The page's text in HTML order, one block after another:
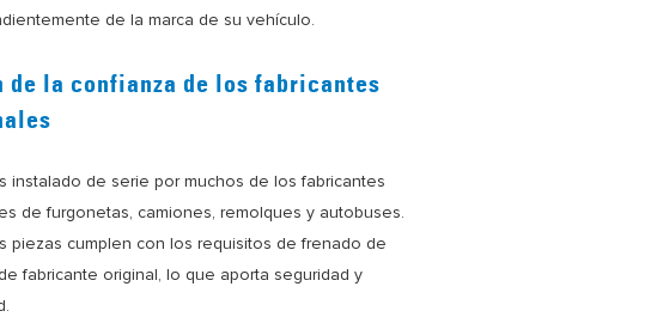
de la marca de su vehículo.
de la confianza de los fabricantes
instalado de serie por muchos de los fabricantes
de furgonetas, camiones, remolques y autobuses.
piezas cumplen con los requisitos de frenado de
fabricante original, lo que aporta seguridad y